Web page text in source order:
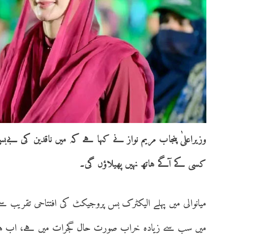
وزیراعلیٰ پنجاب مریم نواز نے کہا ہے کہ میں ناقدین کی
کسی کے آگے ہاتھ نہیں پھیلاؤں گی۔
میانوالی میں پہلے الیکٹرک بس پروجیکٹ کی افتتاحی
میں سب سے زیادہ خراب صورت حال گجرات میں ہے، اب ہم